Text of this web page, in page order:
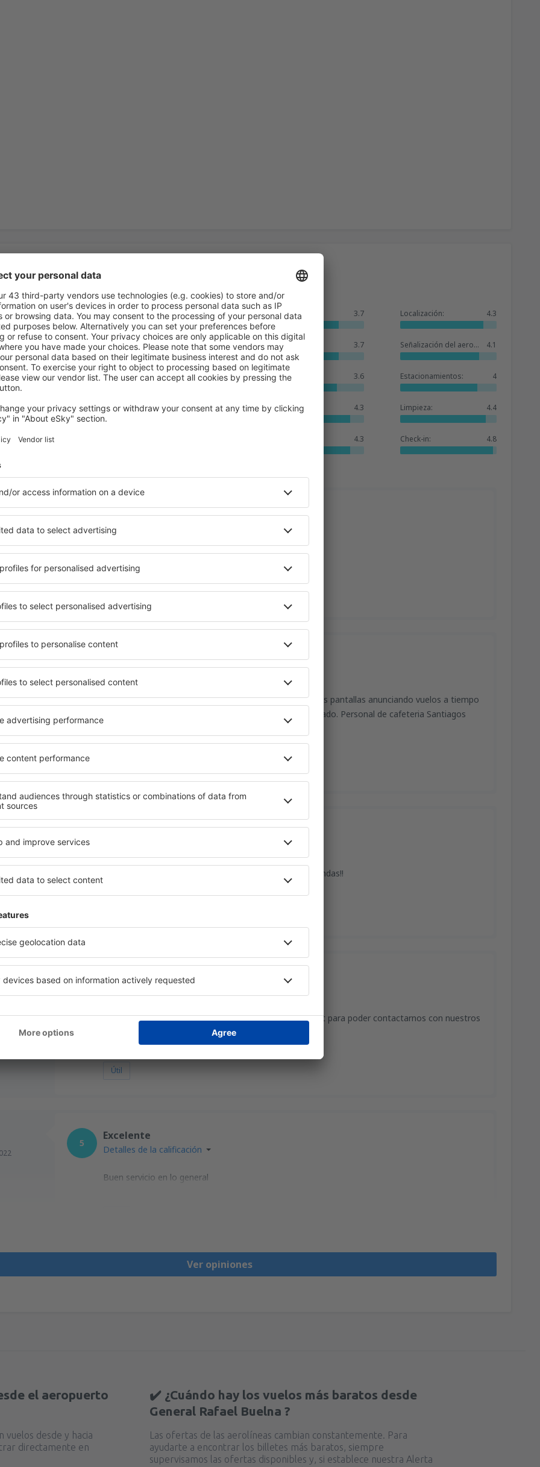
Buelna
basada en17
de viajeros reales
General: 3.7 Localización: 4.3
Sala de espera: 3.7 Señalización del aeropuerto: 4.1
Tiendas: 3.6 Estacionamientos: 4
Hoteles: 4.3 Limpieza: 4.4
4.3 Check-in: 4.8
4.1
2023 Muy mal servicio
Detalles de la calificación
Muy tardado
Útil
2023 2.4
Aeropuertos pesimos.
Detalles de la calificación
Personal del aeropuerto no saben darte informacion. Las pantallas anunciando vuelos a tiempo
cuando muchos estaban retrasados y el nuestro cancelado. Personal de cafeteria Santiagos
2023 4.5
Ya esta chico el aereopuerto
Tardaron más de 30 min en poner las maletas en las bandas!!
4.7
Solo un poco lento
personal de seguridad no asistio con el tema de internet para poder contactarnos con nuestros
Útil
5
Excelente
Detalles de la calificación
Buen servicio en lo general
Ver opiniones
el aeropuerto
vuelos desde y hacia
directamente en
✔️ ¿Cuándo hay los vuelos más baratos desde
General Rafael Buelna ?
Las ofertas de las aerolíneas cambian constantemente. Para
ayudarte a encontrar los billetes más baratos, siempre
supervisamos las ofertas disponibles y, si establece nuestra Alerta